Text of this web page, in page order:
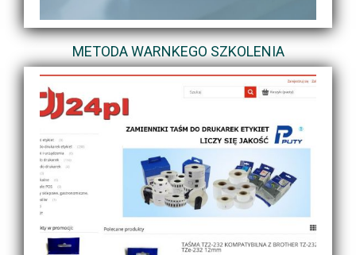
METODA WARNKEGO SZKOLENIA